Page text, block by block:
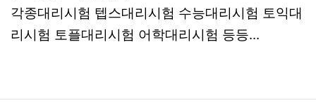
각종대리시험 텝스대리시험 수능대리시험 토익대
리시험 토플대리시험 어학대리시험 등등...